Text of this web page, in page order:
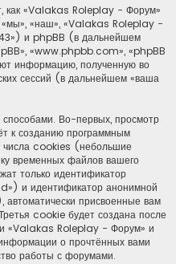
как «Valakas Roleplay - Форум»
«наш», «Valakas Roleplay -
и phpBB (в дальнейшем
«www.phpbb.com», «phpBB
информацию, полученную во
сессий (в дальнейшем «ваша
Во-первых, просмотр
к созданию программным
числа cookies (небольшие
временных файлов вашего
только идентификатор
и идентификатор анонимной
присвоенные вам
cookie будет создана после
«Valakas Roleplay - Форум» и
о прочтённых вами
работы с форумами.